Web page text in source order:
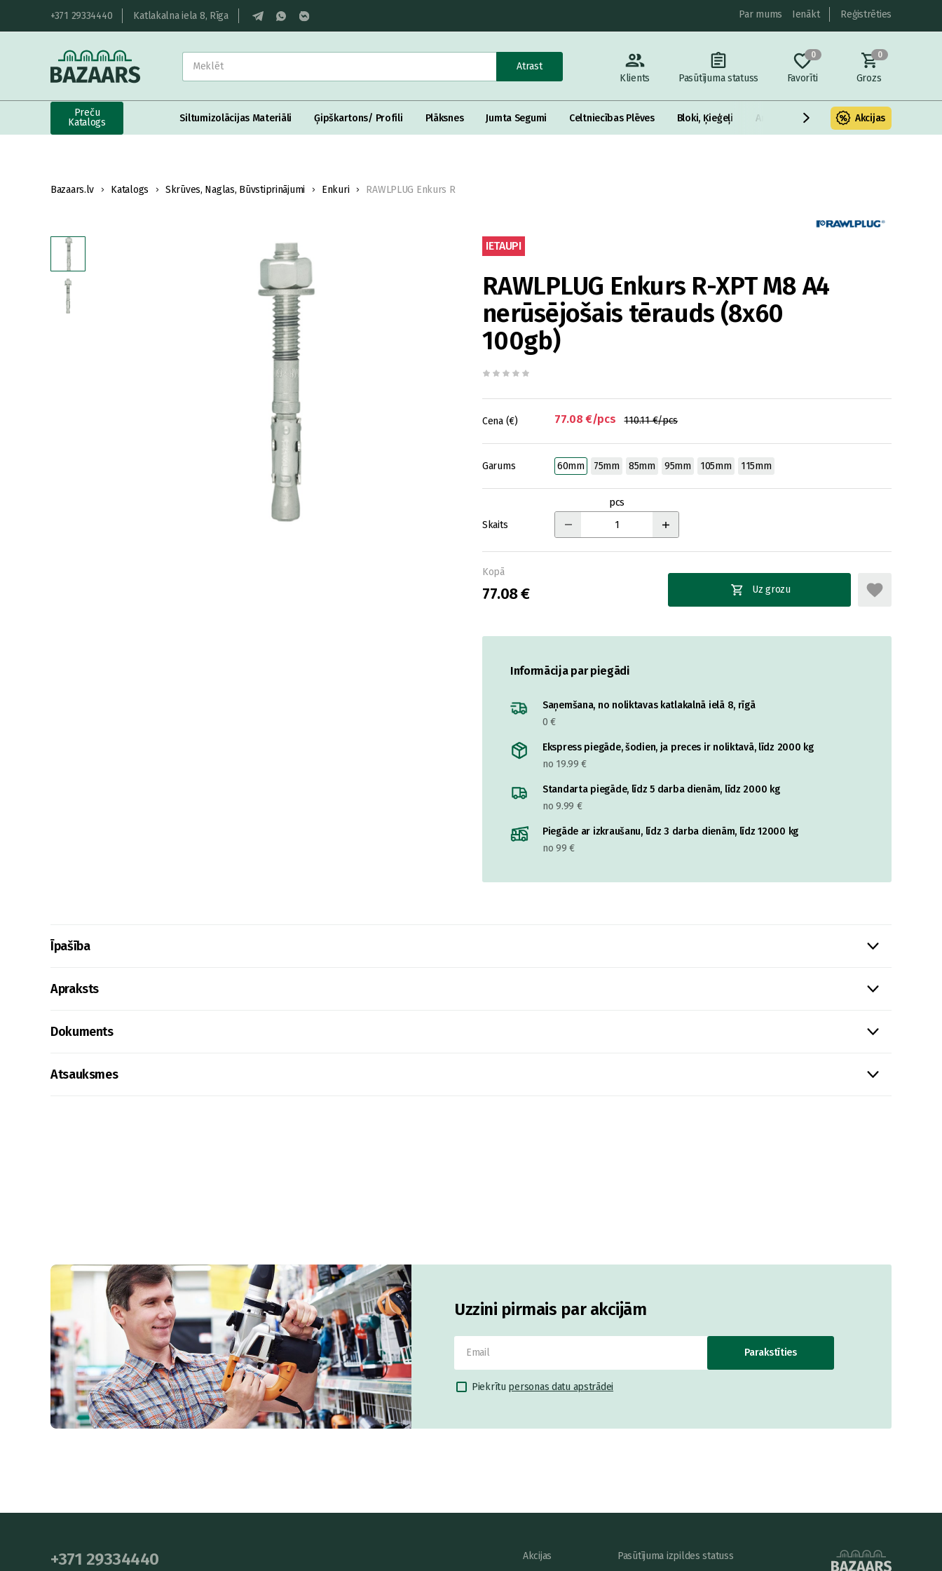
+371 29334440 Katlakalna iela 8, Rīga Par mums Ienākt Reģistrēties
Atrast
Klients
Pasūtījuma statuss
0
Favorīti
0
Grozs
Preču
Katalogs
Siltumizolācijas Materiāli Ģipškartons/ Profili Plāksnes Jumta Segumi Celtniecības Plēves Bloki, Ķieģeļi Armatūra un metāls Fasādes
Akcijas
Bazaars.lv Katalogs Skrūves, Naglas, Būvstiprinājumi Enkuri RAWLPLUG Enkurs R
IETAUPI
RAWLPLUG Enkurs R-XPT M8 A4
nerūsējošais tērauds (8x60
100gb)
Cena (€) 110.11 €/pcs
77.08 €/pcs
Garums 60mm 75mm 85mm 95mm 105mm 115mm
Skaits
pcs
Kopā
77.08 € Uz grozu
Informācija par piegādi
Saņemšana, no noliktavas katlakalnā ielā 8, rīgā
0 €
Ekspress piegāde, šodien, ja preces ir noliktavā, līdz 2000 kg
no 19.99 €
Standarta piegāde, līdz 5 darba dienām, līdz 2000 kg
no 9.99 €
Piegāde ar izkraušanu, līdz 3 darba dienām, līdz 12000 kg
no 99 €
Īpašība
Apraksts
Dokuments
Atsauksmes
Uzzini pirmais par akcijām
Parakstīties
Piekrītu personas datu apstrādei
+371 29334440 Akcijas Pasūtījuma izpildes statuss